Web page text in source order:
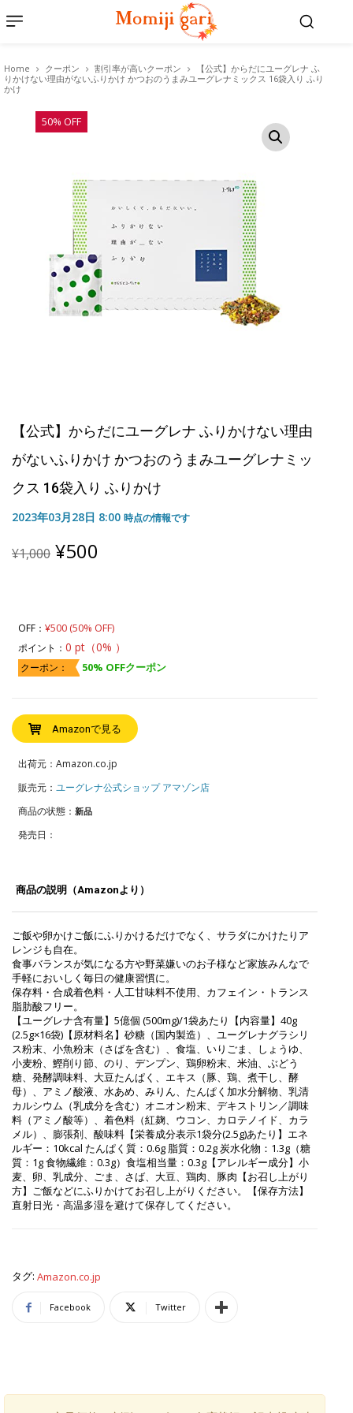
Home クーポン 割引率が高いクーポン
【公式】からだにユーグレナ ふ
りかけない理由がないふりかけ かつおのうまみユーグレナミックス 16袋入り ふり
かけ
50% OFF
【公式】からだにユーグレナ ふりかけない理由
がないふりかけ かつおのうまみユーグレナミッ
クス 16袋入り ふりかけ
2023年03月28日 8:00 時点の情報です
¥1,000 Original
price
¥500
OFF： ¥500 (50% OFF)
ポイント： 0 pt（0% ）
クーポン： 50% OFFクーポン
Amazonで見る
出荷元：Amazon.co.jp
販売元： ユーグレナ公式ショップ アマゾン店
商品の状態： 新品
発売日：
商品の説明（Amazonより）
ご飯や卵かけご飯にふりかけるだけでなく、サラダにかけたりア
レンジも自在。
食事バランスが気になる方や野菜嫌いのお子様など家族みんなで
手軽においしく毎日の健康習慣に。
保存料・合成着色料・人工甘味料不使用、カフェイン・トランス
脂肪酸フリー。
【ユーグレナ含有量】5億個 (500mg)/1袋あたり【内容量】40g
(2.5g×16袋)【原材料名】砂糖（国内製造）、ユーグレナグラシリ
ス粉末、小魚粉末（さばを含む）、食塩、いりごま、しょうゆ、
小麦粉、鰹削り節、のり、デンプン、鶏卵粉末、米油、ぶどう
糖、発酵調味料、大豆たんぱく、エキス（豚、鶏、煮干し、酵
母）、アミノ酸液、水あめ、みりん、たんぱく加水分解物、乳清
カルシウム（乳成分を含む）オニオン粉末、デキストリン／調味
料（アミノ酸等）、着色料（紅麹、ウコン、カロテノイド、カラ
メル）、膨張剤、酸味料【栄養成分表示1袋分(2.5g)あたり】エネ
ルギー：10kcal たんぱく質：0.6g 脂質：0.2g 炭水化物：1.3g（糖
質：1g 食物繊維：0.3g）食塩相当量：0.3g【アレルギー成分】小
麦、卵、乳成分、ごま、さば、大豆、鶏肉、豚肉【お召し上がり
方】ご飯などにふりかけてお召し上がりください。【保存方法】
直射日光・高温多湿を避けて保存してください。
タグ: Amazon.co.jp
Facebook Twitter